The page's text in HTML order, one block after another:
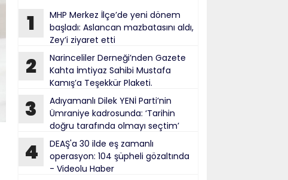
1
MHP Merkez İlçe’de yeni dönem
başladı: Aslancan mazbatasını aldı,
Zey’i ziyaret etti
2
Narinceliler Derneği’nden Gazete
Kahta İmtiyaz Sahibi Mustafa
Kamış’a Teşekkür Plaketi.
3
Adıyamanlı Dilek YENİ Parti’nin
Ümraniye kadrosunda: ‘Tarihin
doğru tarafında olmayı seçtim’
4
DEAŞ'a 30 ilde eş zamanlı
operasyon: 104 şüpheli gözaltında
- Videolu Haber